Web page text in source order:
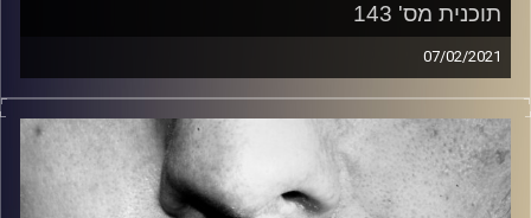
תוכנית מס' 143
07/02/2021
זיפים, מוזיקה מחוספסת של הופעות חיות. הרבה ג'אם, רוק,
בלוז, bluegrass, ג'אז, Fאנק, פרוגרסיב ואפילו אלקטרוניקה.
כל מה שחי, אמיתי ונושם.
עם שמוליק רגב.